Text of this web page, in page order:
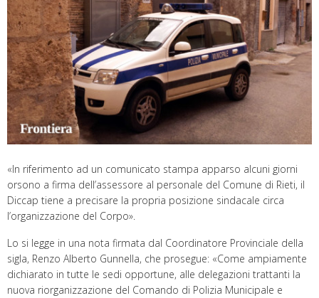
«In riferimento ad un comunicato stampa apparso alcuni giorni
orsono a firma dell’assessore al personale del Comune di Rieti, il
Diccap tiene a precisare la propria posizione sindacale circa
l’organizzazione del Corpo».
Lo si legge in una nota firmata dal Coordinatore Provinciale della
sigla, Renzo Alberto Gunnella, che prosegue: «Come ampiamente
dichiarato in tutte le sedi opportune, alle delegazioni trattanti la
nuova riorganizzazione del Comando di Polizia Municipale e